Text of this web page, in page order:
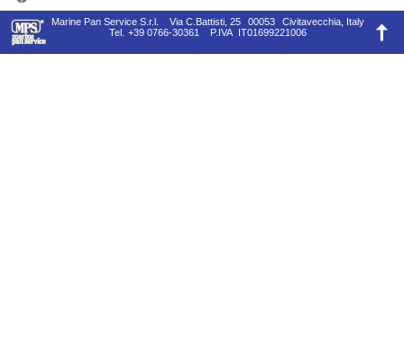
Marine Pan Service S.r.l. Via C.Battisti, 25 00053
Civitavecchia, Italy
Tel.
+39 0766-30361 P.IVA IT01699221006